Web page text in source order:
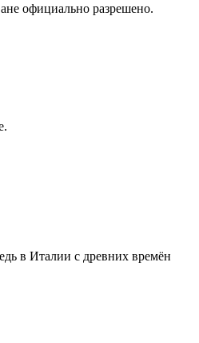
официально разрешено.
в Италии с древних времён